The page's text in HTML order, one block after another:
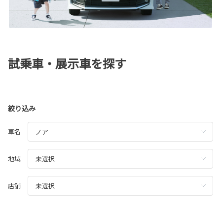
試乗車・展示車を探す
絞り込み
車名
地域
店舗